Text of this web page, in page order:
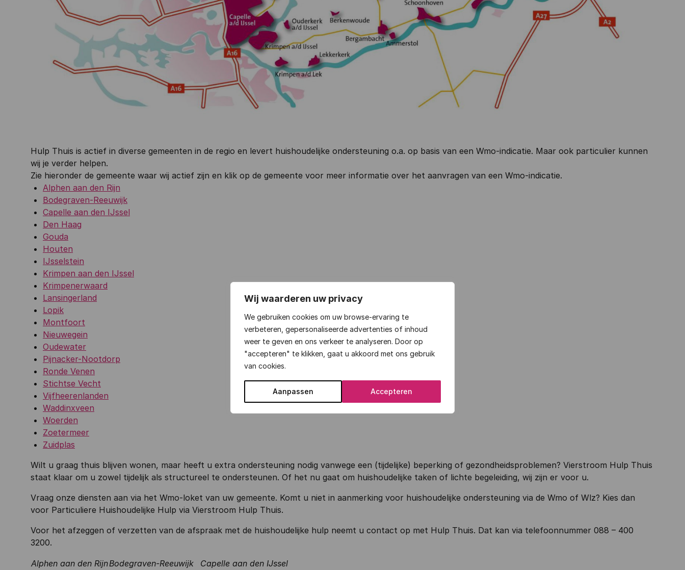
Wij waarderen uw privacy
We gebruiken cookies om uw browse-ervaring te
verbeteren, gepersonaliseerde advertenties of inhoud
weer te geven en ons verkeer te analyseren. Door op
"accepteren" te klikken, gaat u akkoord met ons gebruik
van cookies.
Aanpassen Accepteren
Hulp Thuis is actief in diverse gemeenten in de regio en levert huishoudelijke ondersteuning o.a. op basis van een Wmo-indicatie. Maar ook particulier kunnen
wij je verder helpen.
Zie hieronder de gemeente waar wij actief zijn en klik op de gemeente voor meer informatie over het aanvragen van een Wmo-indicatie.
Alphen aan den Rijn
Bodegraven-Reeuwijk
Capelle aan den IJssel
Den Haag
Gouda
Houten
IJsselstein
Krimpen aan den IJssel
Krimpenerwaard
Lansingerland
Lopik
Montfoort
Nieuwegein
Oudewater
Pijnacker-Nootdorp
Ronde Venen
Stichtse Vecht
Vijfheerenlanden
Waddinxveen
Woerden
Zoetermeer
Zuidplas
Wilt u graag thuis blijven wonen, maar heeft u extra ondersteuning nodig vanwege een (tijdelijke) beperking of gezondheidsproblemen? Vierstroom Hulp Thuis
staat klaar om u zowel tijdelijk als structureel te ondersteunen. Of het nu gaat om huishoudelijke taken of lichte begeleiding, wij zijn er voor u.
Vraag onze diensten aan via het Wmo-loket van uw gemeente. Komt u niet in aanmerking voor huishoudelijke ondersteuning via de Wmo of Wlz? Kies dan
voor Particuliere Huishoudelijke Hulp via Vierstroom Hulp Thuis.
Voor het afzeggen of verzetten van de afspraak met de huishoudelijke hulp neemt u contact op met Hulp Thuis. Dat kan via telefoonnummer 088 – 400
3200.
Alphen aan den RijnBodegraven-Reeuwijk
Capelle aan den IJssel